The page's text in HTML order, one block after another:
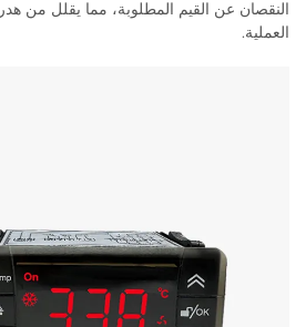
النقصان عن القيم المطلوبة، مما يقلل من
العملية.